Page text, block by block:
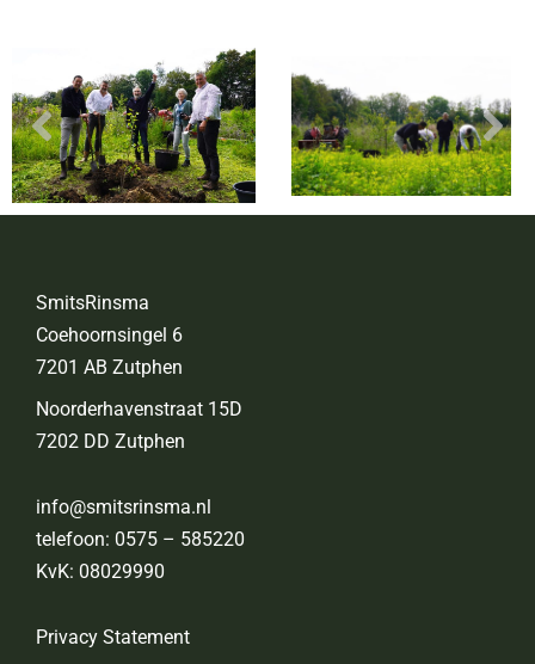
SmitsRinsma
Coehoornsingel 6
7201 AB Zutphen
Noorderhavenstraat 15D
7202 DD Zutphen
info@smitsrinsma.nl
telefoon: 0575 – 585220
KvK: 08029990
Privacy Statement